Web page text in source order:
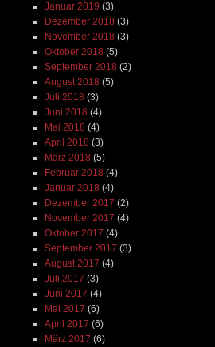
Januar 2019 (3)
Dezember 2018 (3)
November 2018 (3)
Oktober 2018 (5)
September 2018 (2)
August 2018 (5)
Juli 2018 (3)
Juni 2018 (4)
Mai 2018 (4)
April 2018 (3)
März 2018 (5)
Februar 2018 (4)
Januar 2018 (4)
Dezember 2017 (2)
November 2017 (4)
Oktober 2017 (4)
September 2017 (3)
August 2017 (4)
Juli 2017 (3)
Juni 2017 (4)
Mai 2017 (6)
April 2017 (6)
März 2017 (6)